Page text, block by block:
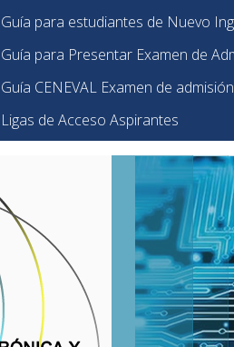
Guía para estudiantes de Nuevo
Guía para Presentar Examen de
Guía CENEVAL Examen de
Ligas de Acceso Aspirantes